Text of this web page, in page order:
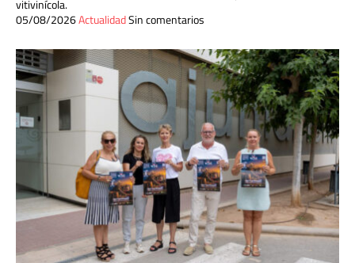
vitivinícola.
05/08/2026ActualidadSin comentarios